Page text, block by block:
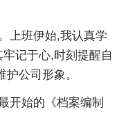
上班伊始,我认真学
记于心,时刻提醒自
公司形象。
开始的《档案编制